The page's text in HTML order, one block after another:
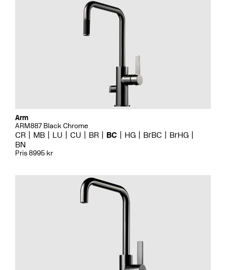
Arm
ARM887 Black Chrome
CR MB LU CU BR BC HG BrBC
BrHG
BN
Pris 8995 kr